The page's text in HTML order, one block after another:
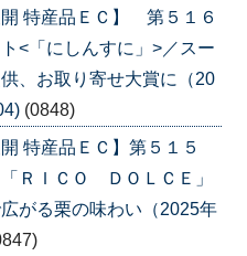
開 特産品ＥＣ】 第５１６
<「にしんすに」>／スー
、お取り寄せ大賞に（20
(0848)
特産品ＥＣ】第５１５
ＲＩＣＯ ＤＯＬＣＥ」
がる栗の味わい（2025年